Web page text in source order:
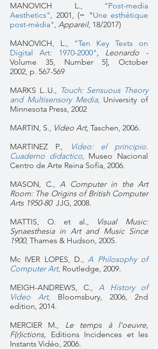
MANOVICH L.,
"Post-media
Aesthetics", 2001, (= "Une esthétique
post-média", Appareil, 18/2017)
MANOVICH, L.,
"Ten Key Texts on
Digital Art: 1970-2000", Leonardo -
Volume 35, Number 5], October
2002, p. 567-569
MARKS L..U., Touch: Sensuous Theory
and Multisensory Media, University of
Minnesota Press, 2002
MARTIN, S., Video Art, Taschen, 2006.
MARTINEZ P.,
Vídeo: el principio.
Cuaderno didactico, Museo Nacional
Centro de Arte Reina Sofía, 2006.
MASON, C., A Computer in the Art
Room: The Origins of British Computer
Arts 1950-80 JJG, 2008.
MATTIS, O. et al., Visual Music:
Synaesthesia in Art and Music Since
1900, Thames & Hudson, 2005.
Mc IVER LOPES, D.,A Philosophy of
Computer Art, Routledge, 2009.
MEIGH-ANDREWS, C., A History of
Video Art, Bloomsbury, 2006, 2nd
edition, 2014.
MERCIER M., Le temps à l'oeuvre,
F(r)ictions, Editions Incidences et les
Instants Vidéo, 2006.